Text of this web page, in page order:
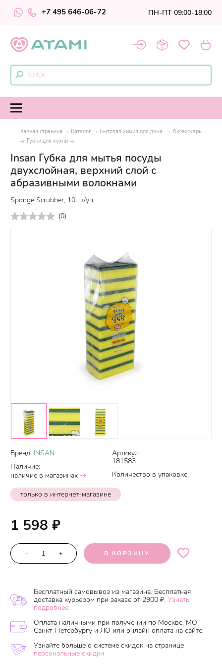
+7 495 646-06-72 ПН-ПТ 09:00-18:00
Главная страница Каталог Бытовая химия для дома
Аксессуары
Губки для кухни
Insan Губка для мытья посуды
двухслойная, верхний слой с
абразивными волокнами
Sponge Scrubber, 10шт/уп.
(0)
Бренд: INSAN
Наличие:
наличие в магазинах
Артикул:
181583
Количество в упаковке:
только в интернет-магазине
1 598 ₽
– + В КОРЗИНУ
Бесплатный самовывоз из магазина. Бесплатная
доставка курьером при заказе от 2900 ₽. Узнать
подробнее.
Оплата наличными при получении по Москве, МО,
Санкт-Петербургу и ЛО или онлайн оплата на сайте.
Узнайте больше о системе скидок на странице
персональные скидки.